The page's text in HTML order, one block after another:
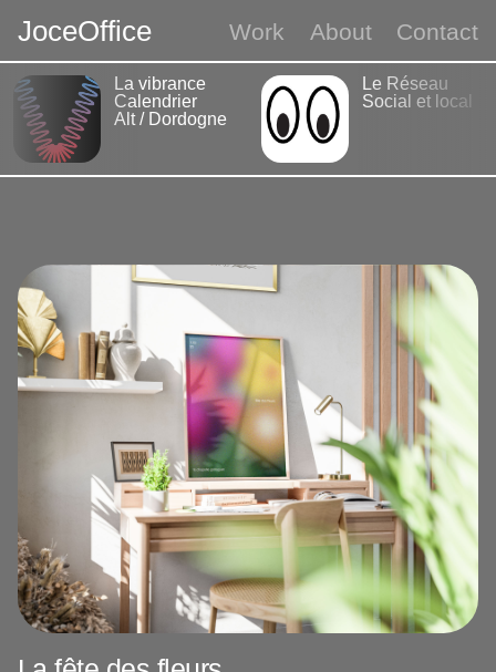
JoceOffice Work About Contact
La vibrance
Calendrier
Alt / Dordogne
Le Réseau
Social et local